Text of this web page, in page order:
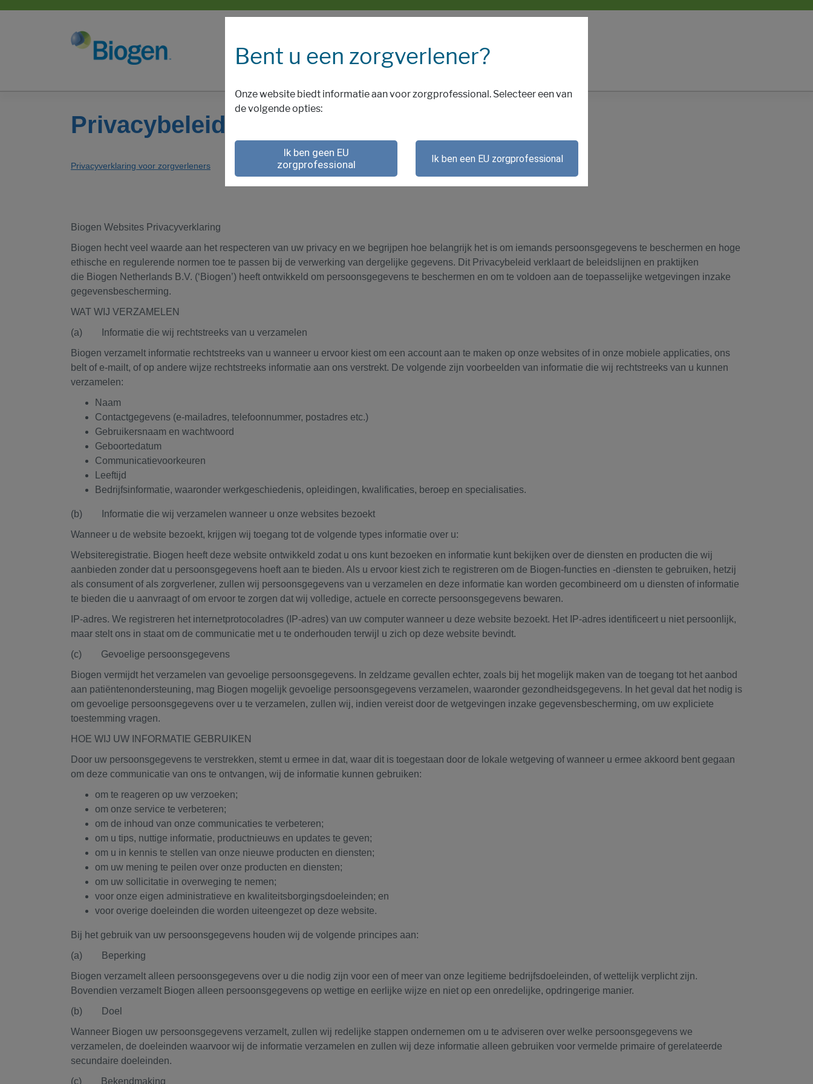
Privacybeleid
Privacyverklaring voor zorgverleners
Biogen Websites Privacyverklaring
Biogen hecht veel waarde aan het respecteren van uw privacy en we begrijpen hoe belangrijk het is om iemands persoonsgegevens te beschermen en hoge
ethische en regulerende normen toe te passen bij de verwerking van dergelijke gegevens. Dit Privacybeleid verklaart de beleidslijnen en praktijken
die Biogen Netherlands B.V. (‘Biogen’) heeft ontwikkeld om persoonsgegevens te beschermen en om te voldoen aan de toepasselijke wetgevingen inzake
gegevensbescherming.
WAT WIJ VERZAMELEN
(a) Informatie die wij rechtstreeks van u verzamelen
Biogen verzamelt informatie rechtstreeks van u wanneer u ervoor kiest om een account aan te maken op onze websites of in onze mobiele applicaties, ons
belt of e-mailt, of op andere wijze rechtstreeks informatie aan ons verstrekt. De volgende zijn voorbeelden van informatie die wij rechtstreeks van u kunnen
verzamelen:
Naam
Contactgegevens (e-mailadres, telefoonnummer, postadres etc.)
Gebruikersnaam en wachtwoord
Geboortedatum
Communicatievoorkeuren
Leeftijd
Bedrijfsinformatie, waaronder werkgeschiedenis, opleidingen, kwalificaties, beroep en specialisaties.
(b) Informatie die wij verzamelen wanneer u onze websites bezoekt
Wanneer u de website bezoekt, krijgen wij toegang tot de volgende types informatie over u:
Websiteregistratie. Biogen heeft deze website ontwikkeld zodat u ons kunt bezoeken en informatie kunt bekijken over de diensten en producten die wij
aanbieden zonder dat u persoonsgegevens hoeft aan te bieden. Als u ervoor kiest zich te registreren om de Biogen-functies en -diensten te gebruiken, hetzij
als consument of als zorgverlener, zullen wij persoonsgegevens van u verzamelen en deze informatie kan worden gecombineerd om u diensten of informatie
te bieden die u aanvraagt ​​of om ervoor te zorgen dat wij volledige, actuele en correcte persoonsgegevens bewaren.
IP-adres. We registreren het internetprotocoladres (IP-adres) van uw computer wanneer u deze website bezoekt. Het IP-adres identificeert u niet persoonlijk,
maar stelt ons in staat om de communicatie met u te onderhouden terwijl u zich op deze website bevindt.
(c) Gevoelige persoonsgegevens
Biogen vermijdt het verzamelen van gevoelige persoonsgegevens. In zeldzame gevallen echter, zoals bij het mogelijk maken van de toegang tot het aanbod
aan patiëntenondersteuning, mag Biogen mogelijk gevoelige persoonsgegevens verzamelen, waaronder gezondheidsgegevens. In het geval dat het nodig is
om gevoelige persoonsgegevens over u te verzamelen, zullen wij, indien vereist door de wetgevingen inzake gegevensbescherming, om uw expliciete
toestemming vragen.
HOE WIJ UW INFORMATIE GEBRUIKEN
Door uw persoonsgegevens te verstrekken, stemt u ermee in dat, waar dit is toegestaan ​​door de lokale wetgeving of wanneer u ermee akkoord bent gegaan
om deze communicatie van ons te ontvangen, wij de informatie kunnen gebruiken:
om te reageren op uw verzoeken;
om onze service te verbeteren;
om de inhoud van onze communicaties te verbeteren;
om u tips, nuttige informatie, productnieuws en updates te geven;
om u in kennis te stellen van onze nieuwe producten en diensten;
om uw mening te peilen over onze producten en diensten;
om uw sollicitatie in overweging te nemen;
voor onze eigen administratieve en kwaliteitsborgingsdoeleinden; en
voor overige doeleinden die worden uiteengezet op deze website.
Bij het gebruik van uw persoonsgegevens houden wij de volgende principes aan:
(a) Beperking
Biogen verzamelt alleen persoonsgegevens over u die nodig zijn voor een of meer van onze legitieme bedrijfsdoeleinden, of wettelijk verplicht zijn.
Bovendien verzamelt Biogen alleen persoonsgegevens op wettige en eerlijke wijze en niet op een onredelijke, opdringerige manier.
(b) Doel
Wanneer Biogen uw persoonsgegevens verzamelt, zullen wij redelijke stappen ondernemen om u te adviseren over welke persoonsgegevens we
verzamelen, de doeleinden waarvoor wij de informatie verzamelen en zullen wij deze informatie alleen gebruiken voor vermelde primaire of gerelateerde
secundaire doeleinden.
(c) Bekendmaking
Bent u een zorgverlener?
Onze website biedt informatie aan voor zorgprofessional. Selecteer een van
de volgende opties:
Ik ben geen EU
zorgprofessional
Ik ben een EU zorgprofessional